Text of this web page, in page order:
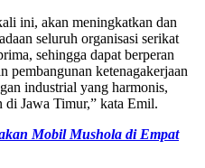
ini, akan meningkatkan dan
seluruh organisasi serikat
sehingga dapat berperan
pembangunan ketenagakerjaan
industrial yang harmonis,
di Jawa Timur,” kata Emil.
Mobil Mushola di Empat